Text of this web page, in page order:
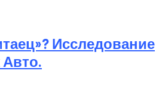
Исследование